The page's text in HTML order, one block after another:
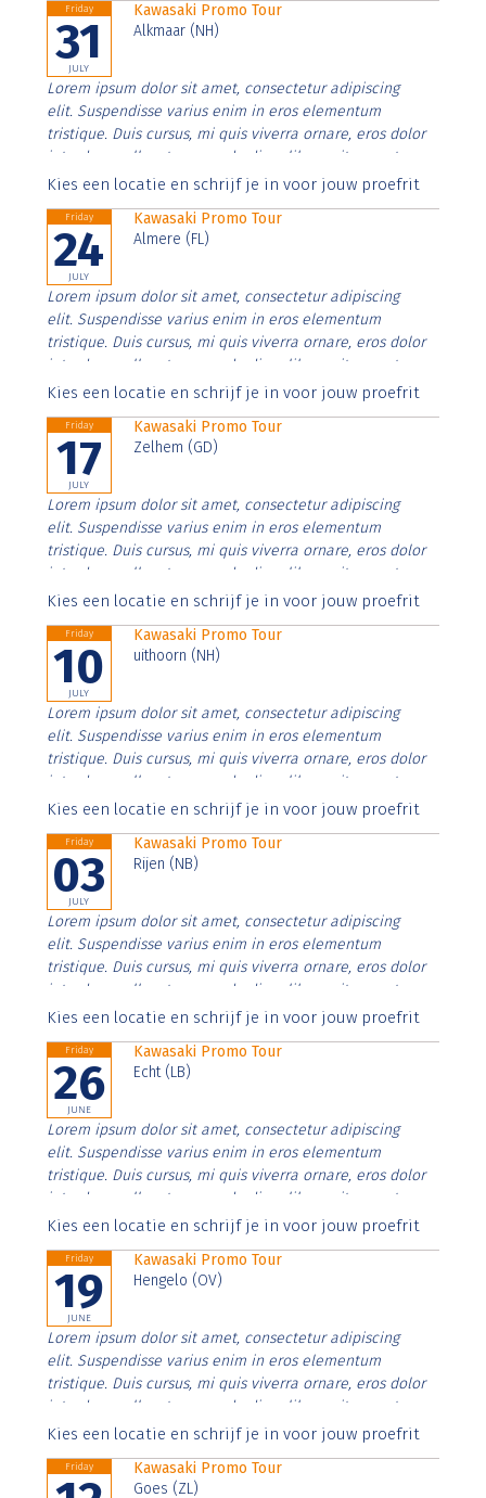
Friday
31
JULY
Kawasaki Promo Tour
Alkmaar (NH)
Lorem ipsum dolor sit amet, consectetur adipiscing
elit. Suspendisse varius enim in eros elementum
tristique. Duis cursus, mi quis viverra ornare, eros dolor
interdum nulla, ut commodo diam libero vitae erat.
Aenean faucibus nibh et justo cursus id rutrum lorem
Kies een locatie en schrijf je in voor jouw proefrit
Friday
24
JULY
Kawasaki Promo Tour
Almere (FL)
Lorem ipsum dolor sit amet, consectetur adipiscing
elit. Suspendisse varius enim in eros elementum
tristique. Duis cursus, mi quis viverra ornare, eros dolor
interdum nulla, ut commodo diam libero vitae erat.
Aenean faucibus nibh et justo cursus id rutrum lorem
Kies een locatie en schrijf je in voor jouw proefrit
Friday
17
JULY
Kawasaki Promo Tour
Zelhem (GD)
Lorem ipsum dolor sit amet, consectetur adipiscing
elit. Suspendisse varius enim in eros elementum
tristique. Duis cursus, mi quis viverra ornare, eros dolor
interdum nulla, ut commodo diam libero vitae erat.
Aenean faucibus nibh et justo cursus id rutrum lorem
Kies een locatie en schrijf je in voor jouw proefrit
Friday
10
JULY
Kawasaki Promo Tour
uithoorn (NH)
Lorem ipsum dolor sit amet, consectetur adipiscing
elit. Suspendisse varius enim in eros elementum
tristique. Duis cursus, mi quis viverra ornare, eros dolor
interdum nulla, ut commodo diam libero vitae erat.
Aenean faucibus nibh et justo cursus id rutrum lorem
Kies een locatie en schrijf je in voor jouw proefrit
Friday
03
JULY
Kawasaki Promo Tour
Rijen (NB)
Lorem ipsum dolor sit amet, consectetur adipiscing
elit. Suspendisse varius enim in eros elementum
tristique. Duis cursus, mi quis viverra ornare, eros dolor
interdum nulla, ut commodo diam libero vitae erat.
Aenean faucibus nibh et justo cursus id rutrum lorem
Kies een locatie en schrijf je in voor jouw proefrit
Friday
26
JUNE
Kawasaki Promo Tour
Echt (LB)
Lorem ipsum dolor sit amet, consectetur adipiscing
elit. Suspendisse varius enim in eros elementum
tristique. Duis cursus, mi quis viverra ornare, eros dolor
interdum nulla, ut commodo diam libero vitae erat.
Aenean faucibus nibh et justo cursus id rutrum lorem
Kies een locatie en schrijf je in voor jouw proefrit
Friday
19
JUNE
Kawasaki Promo Tour
Hengelo (OV)
Lorem ipsum dolor sit amet, consectetur adipiscing
elit. Suspendisse varius enim in eros elementum
tristique. Duis cursus, mi quis viverra ornare, eros dolor
interdum nulla, ut commodo diam libero vitae erat.
Aenean faucibus nibh et justo cursus id rutrum lorem
Kies een locatie en schrijf je in voor jouw proefrit
Friday
Kawasaki Promo Tour
Goes (ZL)